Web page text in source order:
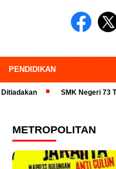
PENDIDIKAN
SMK Negeri 73
METROPOLITAN